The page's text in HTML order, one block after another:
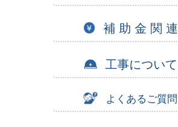
補 助 金 関 連
工事について
よくあるご質問